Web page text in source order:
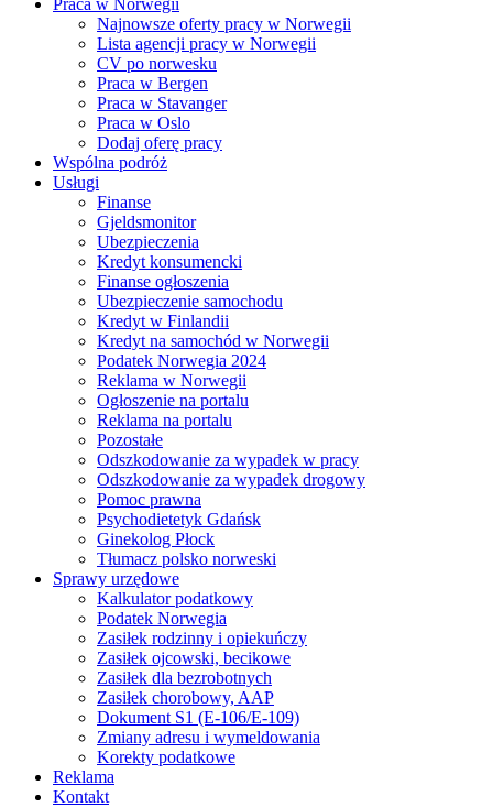
Praca w Norwegii
Najnowsze oferty pracy w Norwegii
Lista agencji pracy w Norwegii
CV po norwesku
Praca w Bergen
Praca w Stavanger
Praca w Oslo
Dodaj oferę pracy
Wspólna podróż
Usługi
Finanse
Gjeldsmonitor
Ubezpieczenia
Kredyt konsumencki
Finanse ogłoszenia
Ubezpieczenie samochodu
Kredyt w Finlandii
Kredyt na samochód w Norwegii
Podatek Norwegia 2024
Reklama w Norwegii
Ogłoszenie na portalu
Reklama na portalu
Pozostałe
Odszkodowanie za wypadek w pracy
Odszkodowanie za wypadek drogowy
Pomoc prawna
Psychodietetyk Gdańsk
Ginekolog Płock
Tłumacz polsko norweski
Sprawy urzędowe
Kalkulator podatkowy
Podatek Norwegia
Zasiłek rodzinny i opiekuńczy
Zasiłek ojcowski, becikowe
Zasiłek dla bezrobotnych
Zasiłek chorobowy, AAP
Dokument S1 (E-106/E-109)
Zmiany adresu i wymeldowania
Korekty podatkowe
Reklama
Kontakt